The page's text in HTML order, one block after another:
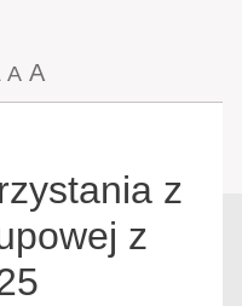
A A
z
z